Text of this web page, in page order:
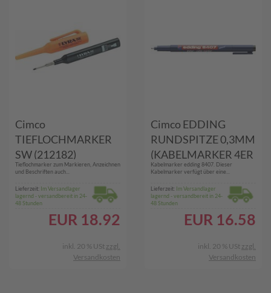
Cimco
TIEFLOCHMARKER
SW (212182)
Tieflochmarker zum Markieren, Anzeichnen
und Beschriften auch...
Lieferzeit: Im Versandlager
lagernd - versandbereit in 24-
48 Stunden
EUR 18.92
inkl. 20 % USt zzgl.
Versandkosten
Cimco EDDING
RUNDSPITZE 0,3MM
(KABELMARKER 4ER
SET)
Kabelmarker edding 8407. Dieser
Kabelmarker verfügt über eine...
Lieferzeit: Im Versandlager
lagernd - versandbereit in 24-
48 Stunden
EUR 16.58
inkl. 20 % USt zzgl.
Versandkosten